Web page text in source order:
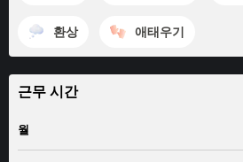
환상 애태우기
근무 시간
월